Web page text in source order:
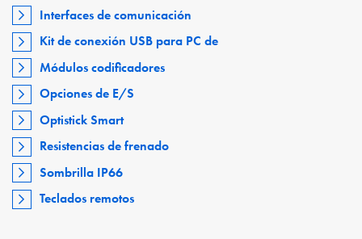
Interfaces de comunicación
Kit de conexión USB para PC de
Módulos codificadores
Opciones de E/S
Optistick Smart
Resistencias de frenado
Sombrilla IP66
Teclados remotos